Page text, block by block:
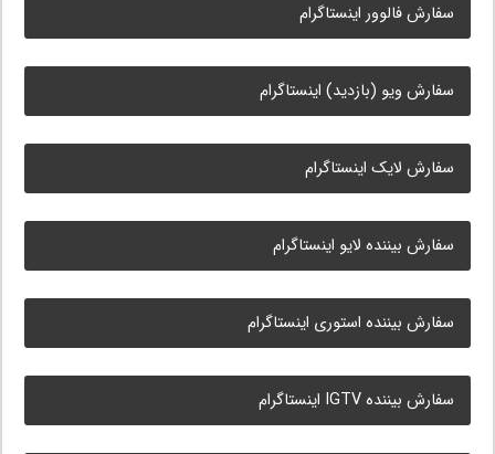
سفارش فالوور اینستاگرام
سفارش ویو (بازدید) اینستاگرام
سفارش لایک اینستاگرام
سفارش بیننده لایو اینستاگرام
سفارش بیننده استوری اینستاگرام
سفارش بیننده IGTV اینستاگرام